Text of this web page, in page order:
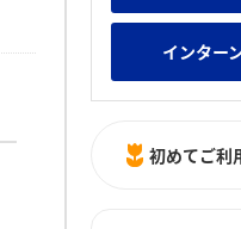
インター
初めてご利